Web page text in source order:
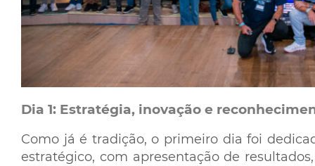
Dia 1: Estratégia, inovação e
Como já é tradição, o primeiro dia foi
estratégico, com apresentação de